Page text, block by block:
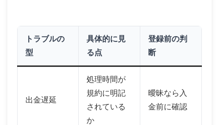
トラブルの
型
具体的に見
る点
登録前の判
断
出金遅延
処理時間が
規約に明記
されている
か
曖昧なら入
金前に確認